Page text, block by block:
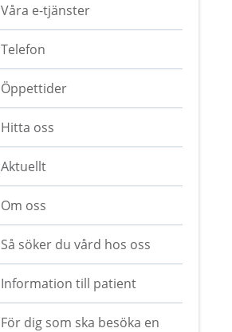
Våra e-tjänster
Telefon
Öppettider
Hitta oss
Aktuellt
Om oss
Så söker du vård hos oss
Information till patient
För dig som ska besöka en